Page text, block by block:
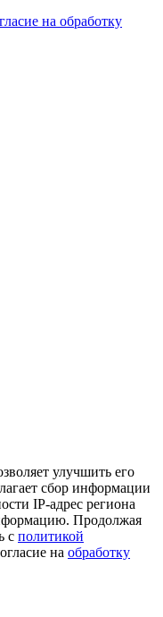
на обработку
улучшить его
сбор информации
IP-адрес региона
Продолжая
с политикой
на обработку